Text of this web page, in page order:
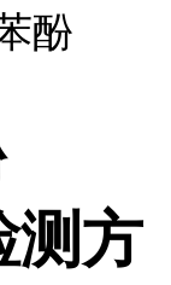
酚
测方